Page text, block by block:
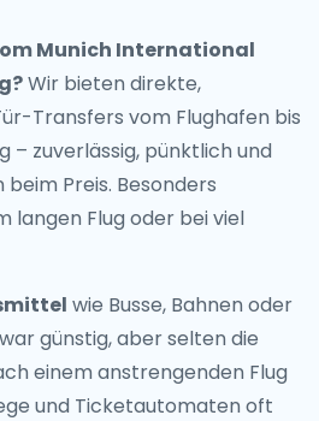
Munich International
?Wir bieten direkte,
Transfers vom Flughafen bis
– zuverlässig, pünktlich und
Preis. Besonders
langen Flug oder bei viel
wie Busse, Bahnen oder
günstig, aber selten die
einem anstrengenden Flug
und Ticketautomaten oft